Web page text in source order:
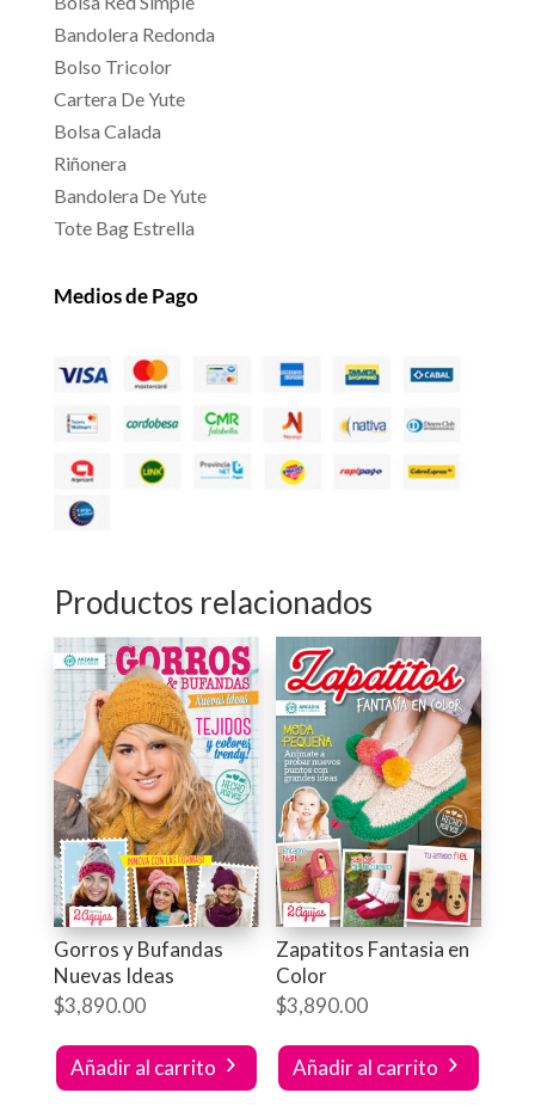
Bandolera Redonda
Bolso Tricolor
Cartera De Yute
Bolsa Calada
Riñonera
Bandolera De Yute
Tote Bag Estrella
Medios de Pago
Productos relacionados
Gorros y Bufandas
Nuevas Ideas
$3,890.00
Añadir al carrito
Zapatitos Fantasia en
Color
$3,890.00
Añadir al carrito